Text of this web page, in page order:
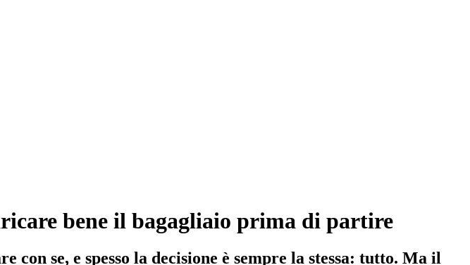
bene il bagagliaio prima di partire
se, e spesso la decisione è sempre la stessa: tutto. Ma il